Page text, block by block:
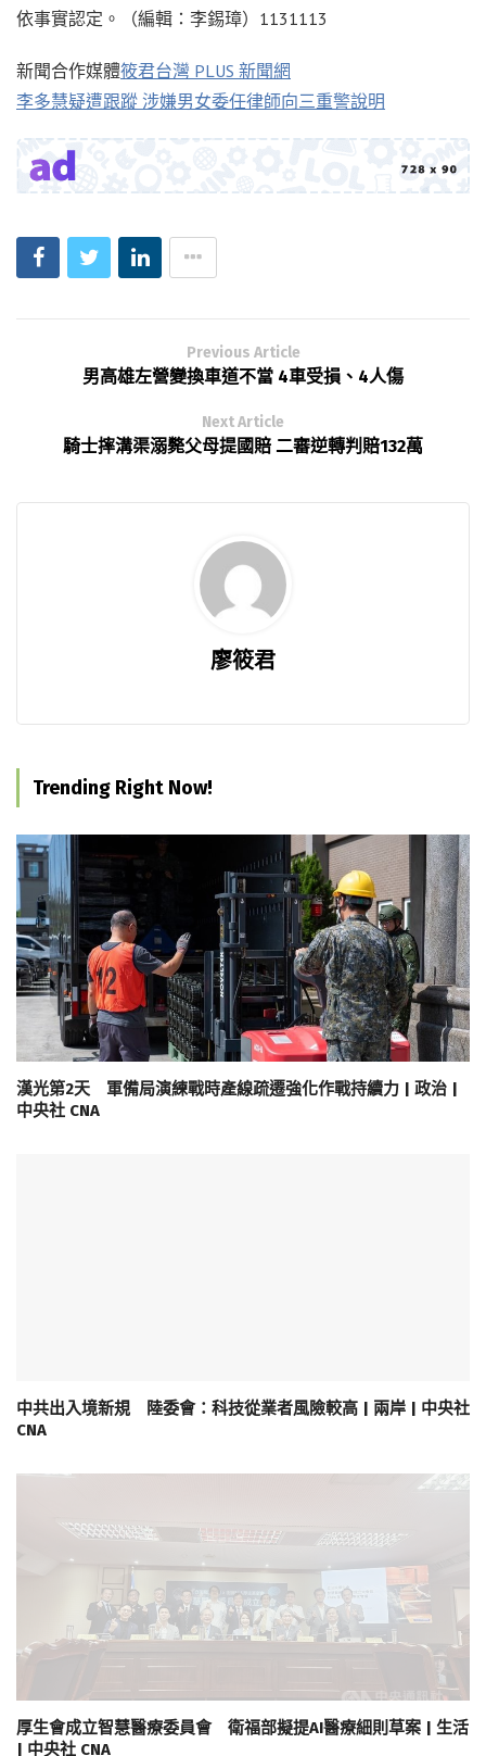
依事實認定。（編輯：李錫璋）1131113
新聞合作媒體筱君台灣 PLUS 新聞網
李多慧疑遭跟蹤 涉嫌男女委任律師向三重警說明
Previous Article
男高雄左營變換車道不當 4車受損、4人傷
Next Article
騎士摔溝渠溺斃父母提國賠 二審逆轉判賠132萬
廖筱君
Trending Right Now!
漢光第2天 軍備局演練戰時產線疏遷強化作戰持續力 | 政治 |
中央社 CNA
中共出入境新規 陸委會：科技從業者風險較高 | 兩岸 | 中央社
CNA
厚生會成立智慧醫療委員會 衛福部擬提AI醫療細則草案 | 生活
| 中央社 CNA